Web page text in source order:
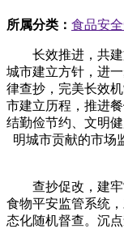
所属分类： 食品安
长效推进，共建
城市建立方针，进
律查抄，完美长效
市建立历程，推进
结勤俭节约、文明
明城市贡献的市场
查抄促改，建牢
食物平安监管系统
态化随机督查。沉